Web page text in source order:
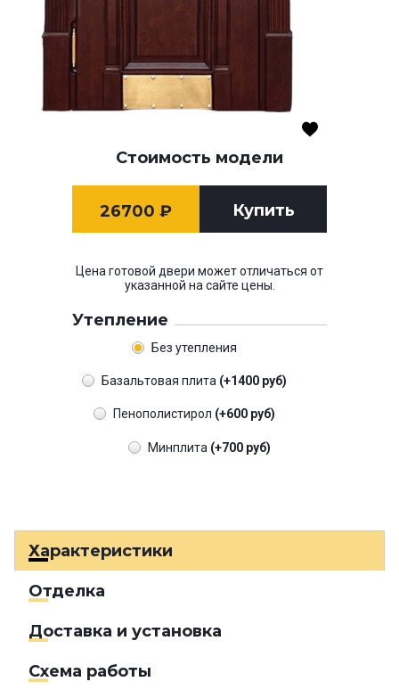
Стоимость модели
26700 ₽ Купить
Цена готовой двери может отличаться от
указанной на сайте цены.
Утепление
Без утепления
Базальтовая плита (+1400 руб)
Пенополистирол (+600 руб)
Минплита (+700 руб)
Характеристики
Отделка
Доставка и установка
Схема работы